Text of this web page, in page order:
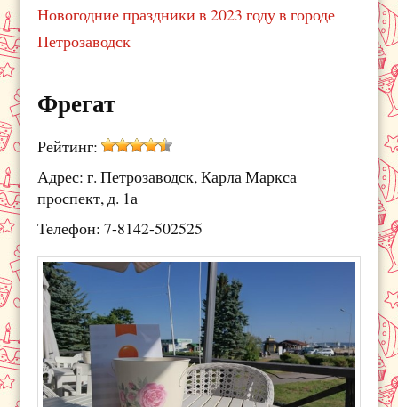
Новогодние праздники в 2023 году в городе
Петрозаводск
Фрегат
Рейтинг:
Адрес: г. Петрозаводск, Карла Маркса
проспект, д. 1а
Телефон: 7-8142-502525